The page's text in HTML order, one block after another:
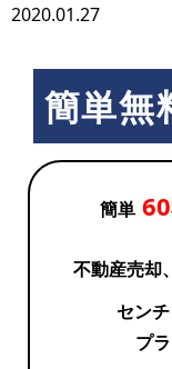
2020.01.27
簡単無
簡単
不動産売却
セン
プ